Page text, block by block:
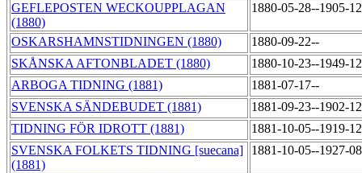
GEFLEPOSTEN WECKOUPPLAGAN
(1880)
1880-05-28--1905-
OSKARSHAMNSTIDNINGEN (1880)
1880-09-22--
SKÅNSKA AFTONBLADET (1880)
1880-10-23--1949-
ARBOGA TIDNING (1881)
1881-07-17--
SVENSKA SÄNDEBUDET (1881)
1881-09-23--1902-
TIDNING FÖR IDROTT (1881)
1881-10-05--1919-
SVENSKA FOLKETS TIDNING [suecana]
(1881)
1881-10-05--1927-